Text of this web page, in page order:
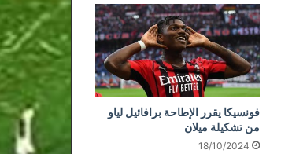
فونسيكا يقرر الإطاحة برافائيل لياو
من تشكيلة ميلان
18/10/2024